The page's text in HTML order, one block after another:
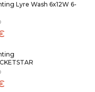
Lyre Wash 6x12W 6-